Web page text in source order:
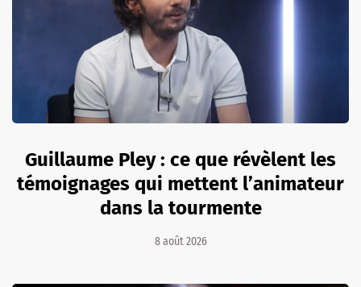
Guillaume Pley : ce que révèlent les
témoignages qui mettent l’animateur
dans la tourmente
8 août 2026